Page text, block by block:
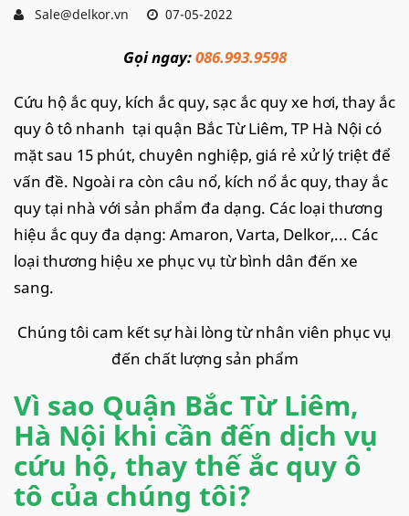
Sale@delkor.vn 07-05-2022
Gọi ngay:086.993.9598
Cứu hộ ắc quy, kích ắc quy, sạc ắc quy xe hơi, thay ắc
quy ô tô nhanh tại quận Bắc Từ Liêm, TP Hà Nội có
mặt sau 15 phút, chuyên nghiệp, giá rẻ xử lý triệt để
vấn đề. Ngoài ra còn câu nổ, kích nổ ắc quy, thay ắc
quy tại nhà với sản phẩm đa dạng. Các loại thương
hiệu ắc quy đa dạng: Amaron, Varta, Delkor,... Các
loại thương hiệu xe phục vụ từ bình dân đến xe
sang.
Chúng tôi cam kết sự hài lòng từ nhân viên phục vụ
đến chất lượng sản phẩm
Vì sao Quận Bắc Từ Liêm,
Hà Nội khi cần đến dịch vụ
cứu hộ, thay thế ắc quy ô
tô của chúng tôi?